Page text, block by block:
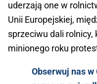
uderzają one w
Unii Europejskiej,
sprzeciwu dali
minionego roku
Obserwuj nas